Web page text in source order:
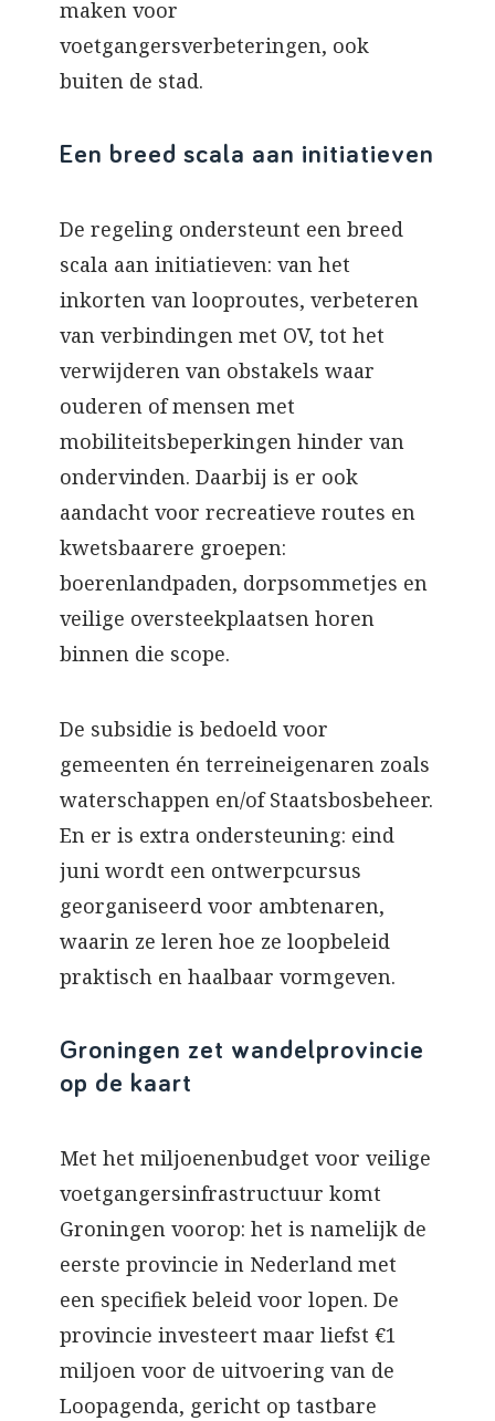
maken voor
voetgangersverbeteringen, ook
buiten de stad.
Een breed scala aan initiatieven
De regeling ondersteunt een breed
scala aan initiatieven: van het
inkorten van looproutes, verbeteren
van verbindingen met OV, tot het
verwijderen van obstakels waar
ouderen of mensen met
mobiliteitsbeperkingen hinder van
ondervinden. Daarbij is er ook
aandacht voor recreatieve routes en
kwetsbaarere groepen:
boerenlandpaden, dorpsommetjes en
veilige oversteekplaatsen horen
binnen die scope.
De subsidie is bedoeld voor
gemeenten én terreineigenaren zoals
waterschappen en/of Staatsbosbeheer.
En er is extra ondersteuning: eind
juni wordt een ontwerpcursus
georganiseerd voor ambtenaren,
waarin ze leren hoe ze loopbeleid
praktisch en haalbaar vormgeven.
Groningen zet wandelprovincie
op de kaart
Met het miljoenenbudget voor veilige
voetgangersinfrastructuur komt
Groningen voorop: het is namelijk de
eerste provincie in Nederland met
een specifiek beleid voor lopen. De
provincie investeert maar liefst €1
miljoen voor de uitvoering van de
Loopagenda, gericht op tastbare